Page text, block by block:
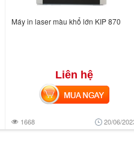
Máy in laser màu khổ lớn KIP 870
Liên hệ
1668 20/06/
MUA NGAY